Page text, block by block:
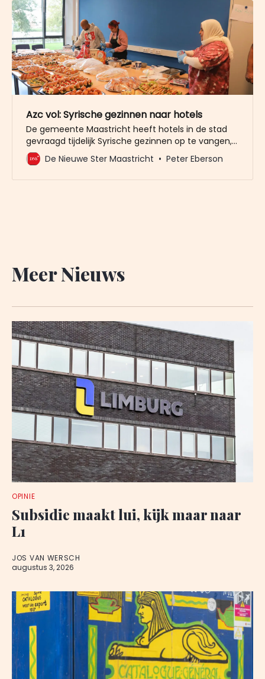
Azc vol: Syrische gezinnen naar hotels
De gemeente Maastricht heeft hotels in de stad
gevraagd tijdelijk Syrische gezinnen op te vangen,
omdat het asielzoekerscentrum te vol is. Het gaat
om vluchtelingen die als statushouders recht
De Nieuwe Ster Maastricht Peter Eberson
Meer Nieuws
OPINIE
Subsidie maakt lui, kijk maar naar
L1
JOS VAN WERSCH
augustus 3, 2026